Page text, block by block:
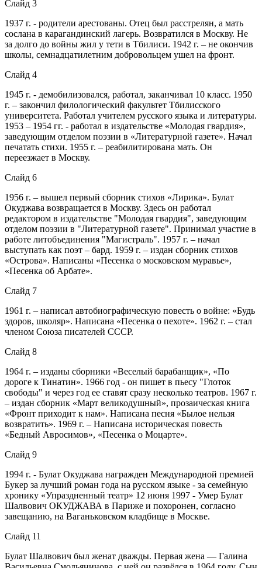
Слайд 3
1937 г. - родители арестованы. Отец был расстрелян, а мать
сослана в карагандинский лагерь. Возвратился в Москву. Не
за долго до войны жил у тети в Тбилиси. 1942 г. – не окончив
школы, семнадцатилетним добровольцем ушел на фронт.
Слайд 4
1945 г. - демобилизовался, работал, заканчивал 10 класс. 1950
г. – закончил филологический факультет Тбилисского
университета. Работал учителем русского языка и литературы.
1953 – 1954 гг. - работал в издательстве «Молодая гвардия»,
заведующим отделом поэзии в «Литературной газете». Начал
печатать стихи. 1955 г. – реабилитирована мать. Он
переезжает в Москву.
Слайд 6
1956 г. – вышел первый сборник стихов «Лирика». Булат
Окуджава возвращается в Москву. Здесь он работал
редактором в издательстве "Молодая гвардия", заведующим
отделом поэзии в "Литературной газете". Принимал участие в
работе литобъединения "Магистраль". 1957 г. – начал
выступать как поэт – бард. 1959 г. – издан сборник стихов
«Острова». Написаны «Песенка о московском муравье»,
«Песенка об Арбате».
Слайд 7
1961 г. – написал автобиографическую повесть о войне: «Будь
здоров, школяр». Написана «Песенка о пехоте». 1962 г. – стал
членом Союза писателей СССР.
Слайд 8
1964 г. – изданы сборники «Веселый барабанщик», «По
дороге к Тинатин». 1966 год - он пишет в пьесу "Глоток
свободы" и через год ее ставят сразу несколько театров. 1967 г.
– издан сборник «Март великодушный», прозаическая книга
«Фронт приходит к нам». Написана песня «Былое нельзя
возвратить». 1969 г. – Написана историческая повесть
«Бедный Авросимов», «Песенка о Моцарте».
Слайд 9
1994 г. - Булат Окуджава награжден Международной премией
Букер за лучший роман года на русском языке - за семейную
хронику «Упраздненный театр» 12 июня 1997 - Умер Булат
Шалвович ОКУДЖАВА в Париже и похоронен, согласно
завещанию, на Ваганьковском кладбище в Москве.
Слайд 11
Булат Шалвович был женат дважды. Первая жена — Галина